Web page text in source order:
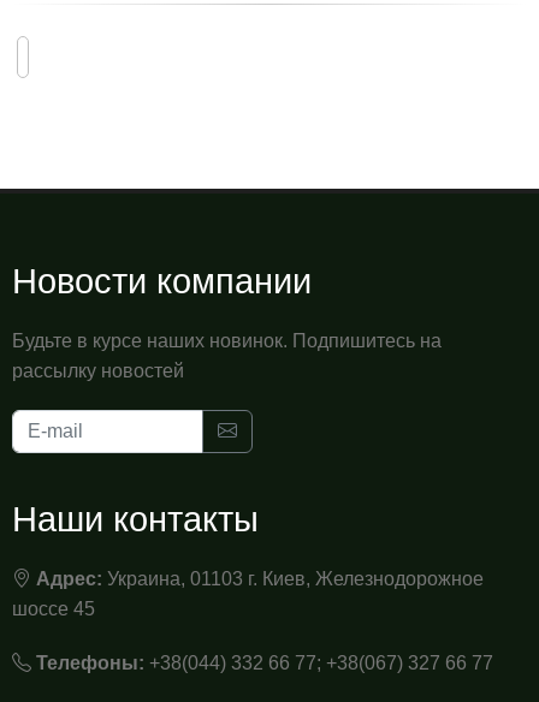
Новости компании
Будьте в курсе наших новинок. Подпишитесь на
рассылку новостей
Наши контакты
Адрес: Украина, 01103 г. Киев, Железнодорожное
шоссе 45
Телефоны: +38(044) 332 66 77; +38(067) 327 66 77